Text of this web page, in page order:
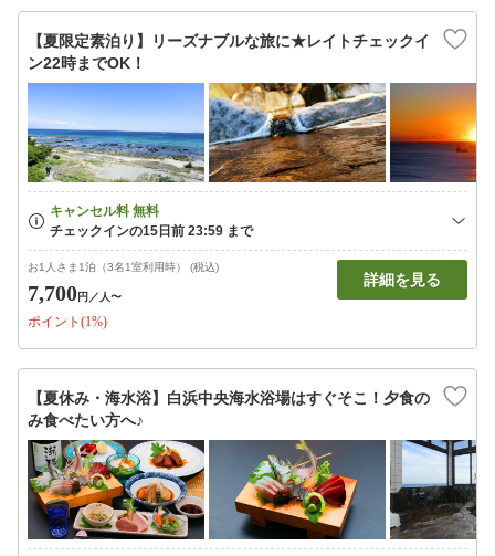
【夏限定素泊り】リーズナブルな旅に★レイトチェックイ
ン22時までOK！
お1人さま1泊（3名1室利用時） (税込)
7,700円 ／人〜
ポイント(1%)
詳細を見る
【夏休み・海水浴】白浜中央海水浴場はすぐそこ！夕食の
み食べたい方へ♪